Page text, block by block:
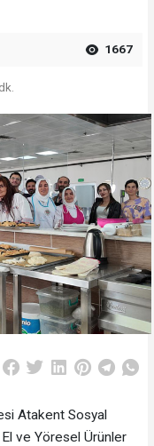
1667
Atakent Sosyal
ve Yöresel Ürünler